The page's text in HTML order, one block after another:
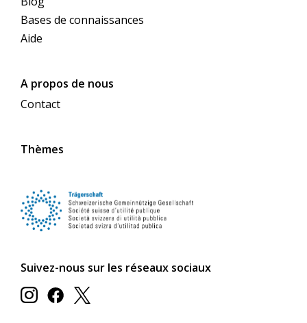
Bases de connaissances
Aide
A propos de nous
Contact
Thèmes
Suivez-nous sur les réseaux sociaux